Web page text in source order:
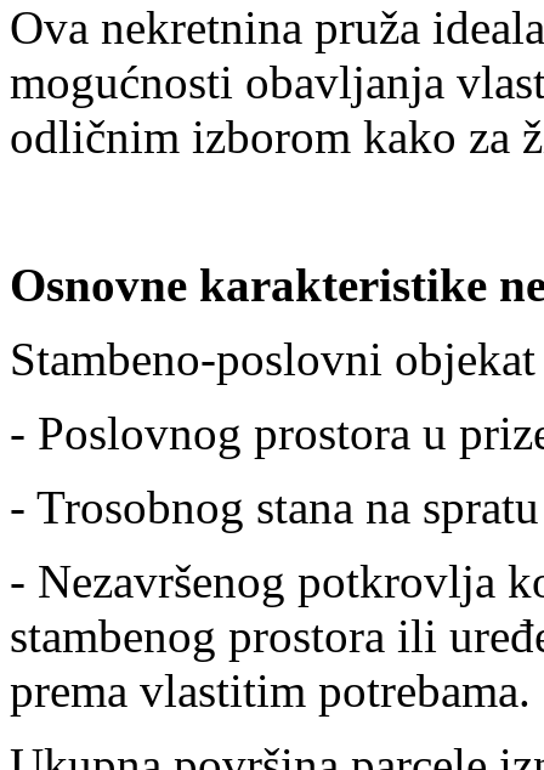
Ova nekretnina pruža
mogućnosti obavljanja
odličnim izborom kako za
Osnovne karakteristike
Stambeno-poslovni
- Poslovnog prostora u
- Trosobnog stana na
- Nezavršenog potkrovlja
stambenog prostora ili
prema vlastitim potrebama.